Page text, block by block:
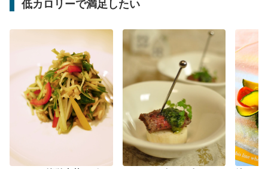
低カロリーで満足したい